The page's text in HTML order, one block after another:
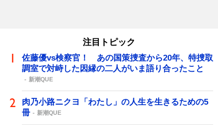
注目トピック
佐藤優vs検察官！ あの国策捜査から20年、特捜取
調室で対峙した因縁の二人がいま語り合ったこと
新潮QUE
肉乃小路ニクヨ「わたし」の人生を生きるための5
冊
新潮QUE